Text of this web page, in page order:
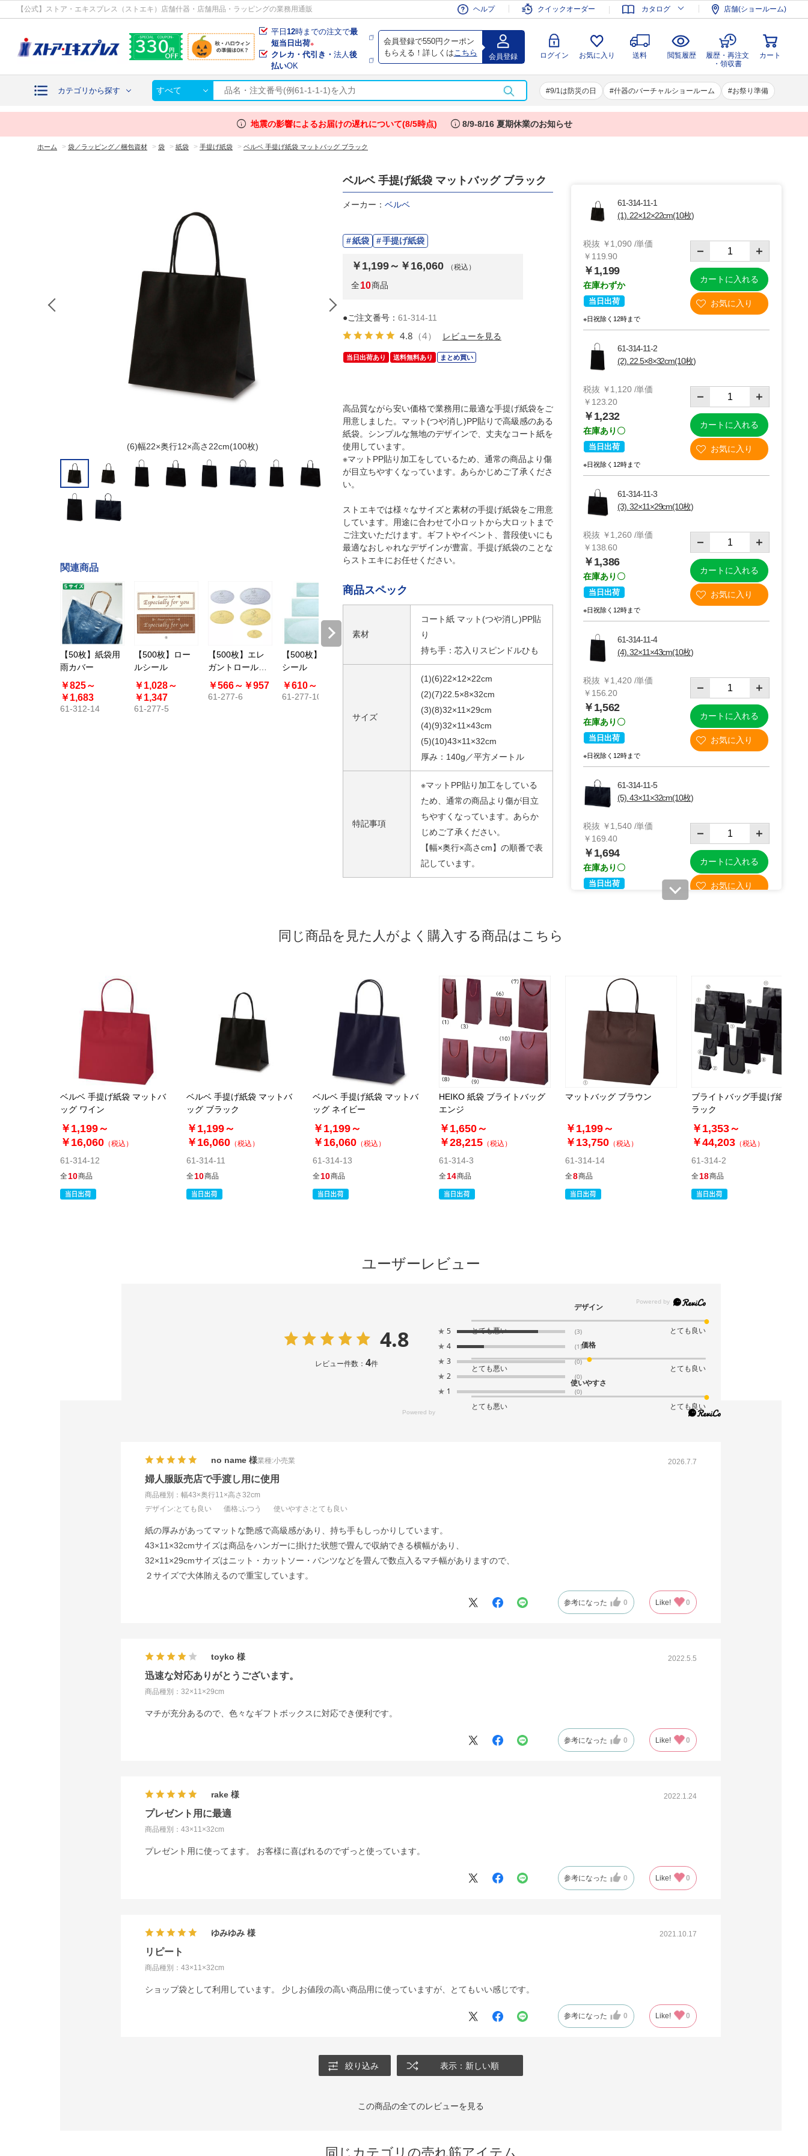
【公式】ストア・エキスプレス（ストエキ）店舗什器・店舗用品・ラッピングの業務用通販 ヘルプ クイックオーダー カタログ 店舗(ショールーム)
平日12時までの注文で最
短当日出荷※
クレカ・代引き・法人後
払いOK
会員登録で550円クーポン
もらえる！詳しくは こちら 会員登録 ログイン お気に入り 送料 閲覧履歴
履歴・再注文
・領収書
カート
カテゴリから探す すべて 9/1は防災の日 什器のバーチャルショールーム お祭り準備
会員登録 ログイン お気に入り 送料 閲覧履歴
履歴・再注文
・領収書
カート
info 地震の影響によるお届けの遅れについて(8/5時点) info 8/9-8/16 夏期休業のお知らせ
ホーム > 袋／ラッピング／梱包資材 > 袋 > 紙袋 > 手提げ紙袋 > ベルベ 手提げ紙袋 マットバッグ ブラック
(6)幅22×奥行12×高さ22cm(100枚) (2)22.5×8×32cm(10枚)
関連商品
【50枚】紙袋用
雨カバー
￥825～
￥1,683
61-312-14
【500枚】ロー
ルシール
￥1,028～
￥1,347
61-277-5
【500枚】エレ
ガントロールシ
ール メタリック
￥566～ ￥957
61-277-6
【500枚】透明
シール
￥610～
61-277-10
シール 片糊
シールピーラー
￥2,739～
￥4,290
61-812-20
ベルベ 手提げ紙袋 マットバッグ ブラック
メーカー： ベルベ
紙袋 手提げ紙袋
￥1,199～￥16,060 （税込）
全10商品
●ご注文番号： 61-314-11
4.8 （4） レビューを見る
当日出荷あり 送料無料あり まとめ買い
高品質ながら安い価格で業務用に最適な手提げ紙袋をご
用意しました。マット(つや消し)PP貼りで高級感のある
紙袋。シンプルな無地のデザインで、丈夫なコート紙を
使用しています。
※マットPP貼り加工をしているため、通常の商品より傷
が目立ちやすくなっています。あらかじめご了承くださ
い。
ストエキでは様々なサイズと素材の手提げ紙袋をご用意
しています。用途に合わせて小ロットから大ロットまで
ご注文いただけます。ギフトやイベント、普段使いにも
最適なおしゃれなデザインが豊富。手提げ紙袋のことな
らストエキにお任せください。
商品スペック
素材
コート紙 マット(つや消し)PP貼
り
持ち手：芯入りスピンドルひも
サイズ
(1)(6)22×12×22cm
(2)(7)22.5×8×32cm
(3)(8)32×11×29cm
(4)(9)32×11×43cm
(5)(10)43×11×32cm
厚み：140g／平方メートル
特記事項
※マットPP貼り加工をしている
ため、通常の商品より傷が目立
ちやすくなっています。あらか
じめご了承ください。
【幅×奥行×高さcm】の順番で表
記しています。
61-314-11-1
(1). 22×12×22cm(10枚)
税抜 ￥1,090 /単価
￥119.90
￥1,199
在庫わずか
当日出荷
※日祝除く12時まで
カートに入れる
61-314-11-2
(2). 22.5×8×32cm(10枚)
税抜 ￥1,120 /単価
￥123.20
￥1,232
在庫あり〇
当日出荷
※日祝除く12時まで
カートに入れる
61-314-11-3
(3). 32×11×29cm(10枚)
税抜 ￥1,260 /単価
￥138.60
￥1,386
在庫あり〇
当日出荷
※日祝除く12時まで
カートに入れる
61-314-11-4
(4). 32×11×43cm(10枚)
税抜 ￥1,420 /単価
￥156.20
￥1,562
在庫あり〇
当日出荷
※日祝除く12時まで
カートに入れる
61-314-11-5
(5). 43×11×32cm(10枚)
税抜 ￥1,540 /単価
￥169.40
￥1,694
在庫あり〇
当日出荷
カートに入れる
￥113.30
￥11,330
10月01日頃の出荷
送料無料
カートに入れる
(7). 幅22.5×奥行8×高さ32cm(100枚)
￥11,660
08月21日頃の出荷
送料無料
カートに入れる
別送
税抜 ￥13,400 /単価
カートに入れる
同じ商品を見た人がよく購入する商品はこちら
ベルベ 手提げ紙袋 マットバ
ッグ ワイン
￥1,199～
￥16,060 （税込）
61-314-12
全10商品
ベルベ 手提げ紙袋 マットバ
ッグ ブラック
￥1,199～
￥16,060 （税込）
61-314-11
全10商品
ベルベ 手提げ紙袋 マットバ
ッグ ネイビー
￥1,199～
￥16,060 （税込）
61-314-13
全10商品
HEIKO 紙袋 ブライトバッグ
エンジ
￥1,650～
￥28,215 （税込）
61-314-3
全14商品
マットバッグ ブラウン
￥1,199～
￥13,750 （税込）
61-314-14
全8商品
ブライトバッグ手提げ紙袋 ブ
ラック
￥1,353～
￥44,203 （税込）
61-314-2
全18商品
ユーザーレビュー
4.8
レビュー件数： 4件
★ 5 (3)
★ 4 (1)
★ 3 (0)
★ 2 (0)
★ 1 (0)
デザイン
とても悪い
とても良い
価格
とても悪い
とても良い
使いやすさ
とても悪い とても良い
2026.7.7
婦人服販売店で手渡し用に使用
商品種別：幅43×奥行11×高さ32cm
デザイン:とても良い 価格:ふつう 使いやすさ :とても良い
no name 業種:小売業
紙の厚みがあってマットな艶感で高級感があり、持ち手もしっかりしています。
43×11×32cmサイズは商品をハンガーに掛けた状態で畳んで収納できる横幅があり、
32×11×29cmサイズはニット・カットソー・パンツなどを畳んで数点入るマチ幅がありますので、
２サイズで大体賄えるので重宝しています。
参考になった 0 Like! 0
2022.5.5
迅速な対応ありがとうございます。
商品種別：32×11×29cm
toyko
マチが充分あるので、色々なギフトボックスに対応でき便利です。
参考になった 0 Like! 0
2022.1.24
プレゼント用に最適
商品種別：43×11×32cm
rake
プレゼント用に使ってます。 お客様に喜ばれるのでずっと使っています。
参考になった 0 Like! 0
2021.10.17
リピート
商品種別：43×11×32cm
ゆみゆみ
ショップ袋として利用しています。 少しお値段の高い商品用に使っていますが、とてもいい感じです。
参考になった 0 Like! 0
絞り込み 表示：新しい順
この商品の全てのレビューを見る
同じカテゴリの売れ筋アイテム